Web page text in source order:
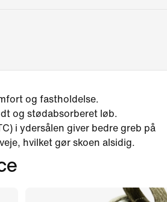
og fastholdelse.
og stødabsorberet løb.
i ydersålen giver bedre greb på
hvilket gør skoen alsidig.